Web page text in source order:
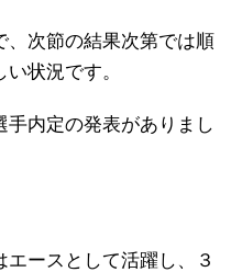
、次節の結果次第では順
状況です。
内定の発表がありまし
ースとして活躍し、３